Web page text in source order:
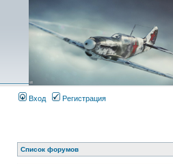
Вход Регистрация
Список форумов